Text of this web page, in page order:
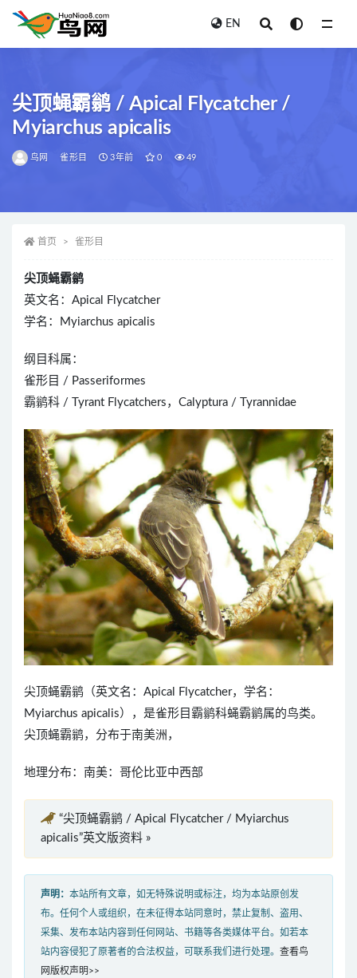
EN
尖顶蝇霸鹟 / Apical Flycatcher /
Myiarchus apicalis
鸟网 雀形目 3年前 0 49
首页 雀形目
尖顶蝇霸鹟
英文名：Apical Flycatcher
学名：Myiarchus apicalis
纲目科属：
雀形目 / Passeriformes
霸鹟科 / Tyrant Flycatchers，Calyptura / Tyrannidae
尖顶蝇霸鹟（英文名：Apical Flycatcher，学名：
Myiarchus apicalis），是雀形目霸鹟科蝇霸鹟属的鸟类。
尖顶蝇霸鹟，分布于南美洲，
地理分布：南美：哥伦比亚中西部
“尖顶蝇霸鹟 / Apical Flycatcher / Myiarchus
apicalis”英文版资料 »
声明： 本站所有文章，如无特殊说明或标注，均为本站原创发
布。任何个人或组织，在未征得本站同意时，禁止复制、盗用、
采集、发布本站内容到任何网站、书籍等各类媒体平台。如若本
站内容侵犯了原著者的合法权益，可联系我们进行处理。 查看鸟
网版权声明>>